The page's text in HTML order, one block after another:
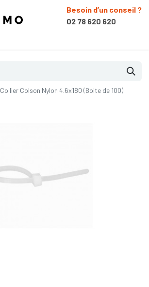
Besoin d’un conseil ?
02 78 620 620
Collier Colson Nylon 4.6x180 (Boite de 100)